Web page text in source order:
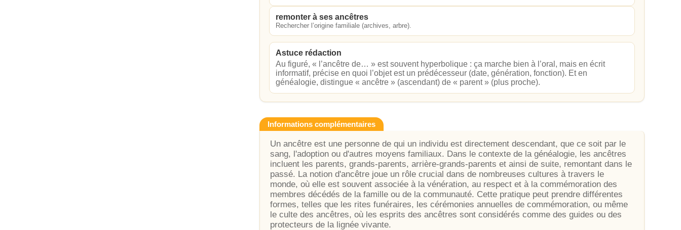
remonter à ses ancêtres
Rechercher l’origine familiale (archives, arbre).
Astuce rédaction
Au figuré, « l’ancêtre de… » est souvent hyperbolique : ça marche bien à l’oral, mais en écrit
informatif, précise en quoi l’objet est un prédécesseur (date, génération, fonction). Et en
généalogie, distingue « ancêtre » (ascendant) de « parent » (plus proche).
Informations complémentaires
Un ancêtre est une personne de qui un individu est directement descendant, que ce soit par le
sang, l'adoption ou d'autres moyens familiaux. Dans le contexte de la généalogie, les ancêtres
incluent les parents, grands-parents, arrière-grands-parents et ainsi de suite, remontant dans le
passé. La notion d'ancêtre joue un rôle crucial dans de nombreuses cultures à travers le
monde, où elle est souvent associée à la vénération, au respect et à la commémoration des
membres décédés de la famille ou de la communauté. Cette pratique peut prendre différentes
formes, telles que les rites funéraires, les cérémonies annuelles de commémoration, ou même
le culte des ancêtres, où les esprits des ancêtres sont considérés comme des guides ou des
protecteurs de la lignée vivante.